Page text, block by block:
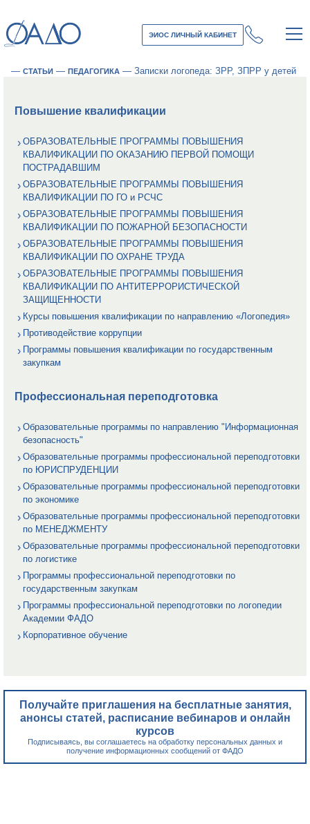
ЭИОС ЛИЧНЫЙ КАБИНЕТ
— СТАТЬИ — ПЕДАГОГИКА — Записки логопеда: ЗРР, ЗПРР у детей
Повышение квалификации
ОБРАЗОВАТЕЛЬНЫЕ ПРОГРАММЫ ПОВЫШЕНИЯ
КВАЛИФИКАЦИИ ПО ОКАЗАНИЮ ПЕРВОЙ ПОМОЩИ
ПОСТРАДАВШИМ
ОБРАЗОВАТЕЛЬНЫЕ ПРОГРАММЫ ПОВЫШЕНИЯ
КВАЛИФИКАЦИИ ПО ГО и РСЧС
ОБРАЗОВАТЕЛЬНЫЕ ПРОГРАММЫ ПОВЫШЕНИЯ
КВАЛИФИКАЦИИ ПО ПОЖАРНОЙ БЕЗОПАСНОСТИ
ОБРАЗОВАТЕЛЬНЫЕ ПРОГРАММЫ ПОВЫШЕНИЯ
КВАЛИФИКАЦИИ ПО ОХРАНЕ ТРУДА
ОБРАЗОВАТЕЛЬНЫЕ ПРОГРАММЫ ПОВЫШЕНИЯ
КВАЛИФИКАЦИИ ПО АНТИТЕРРОРИСТИЧЕСКОЙ
ЗАЩИЩЕННОСТИ
Курсы повышения квалификации по направлению «Логопедия»
Противодействие коррупции
Программы повышения квалификации по государственным
закупкам
Профессиональная переподготовка
Образовательные программы по направлению "Информационная
безопасность"
Образовательные программы профессиональной переподготовки
по ЮРИСПРУДЕНЦИИ
Образовательные программы профессиональной переподготовки
по экономике
Образовательные программы профессиональной переподготовки
по МЕНЕДЖМЕНТУ
Образовательные программы профессиональной переподготовки
по логистике
Программы профессиональной переподготовки по
государственным закупкам
Программы профессиональной переподготовки по логопедии
Академии ФАДО
Корпоративное обучение
Получайте приглашения на бесплатные занятия,
анонсы статей, расписание вебинаров и онлайн
курсов
Подписываясь, вы соглашаетесь на обработку персональных данных и
получение информационных сообщений от ФАДО